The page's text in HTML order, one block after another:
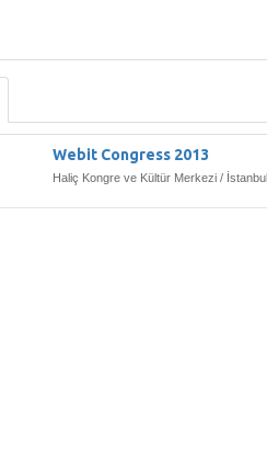
Webit Congress 2013
Haliç Kongre ve Kültür Merkezi / İstanbul